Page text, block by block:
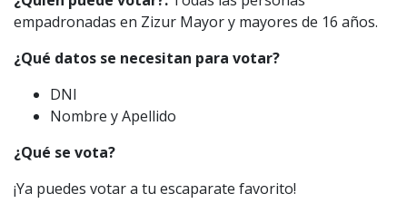
empadronadas en Zizur Mayor y mayores de 16 años.
¿Qué datos se necesitan para votar?
DNI
Nombre y Apellido
¿Qué se vota?
¡Ya puedes votar a tu escaparate favorito!